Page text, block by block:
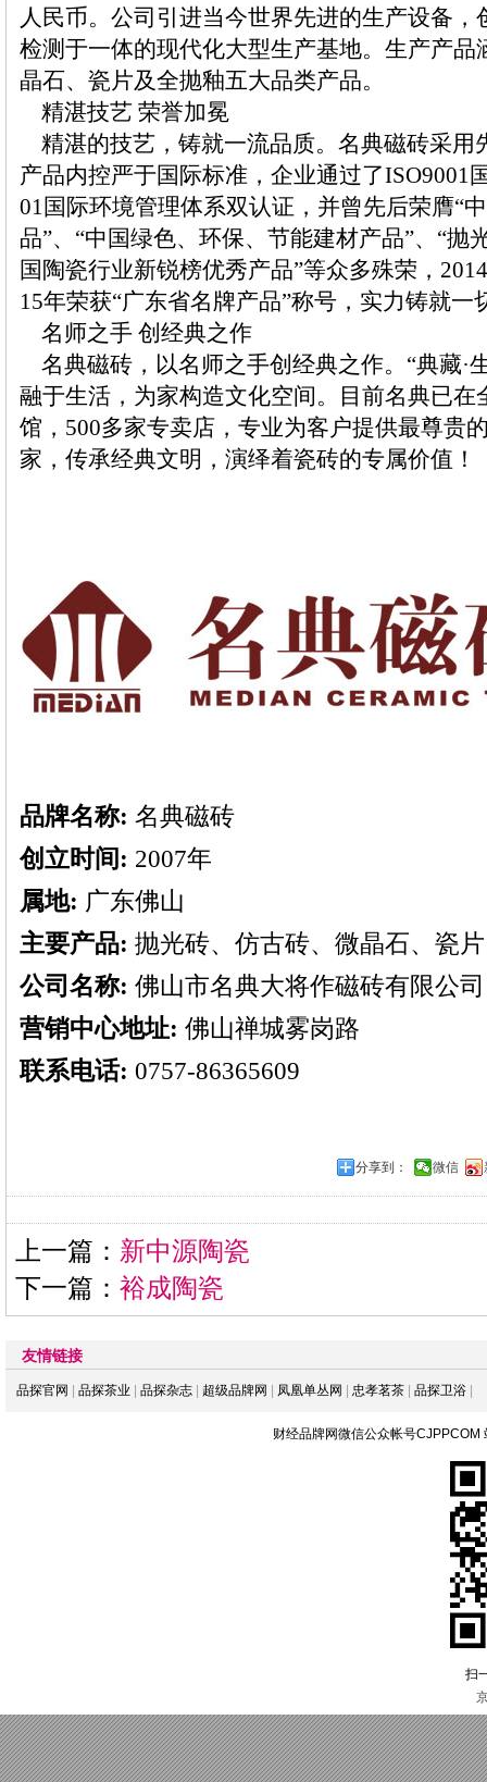
人民币。公司引进当今世界先进的生产设备
检测于一体的现代化大型生产基地。生产产
晶石、瓷片及全抛釉五大品类产品。
精湛技艺 荣誉加冕
精湛的技艺，铸就一流品质。名典磁砖采用
产品内控严于国际标准，企业通过了ISO9001
01国际环境管理体系双认证，并曾先后荣膺“
品”、“中国绿色、环保、节能建材产品”、“抛
国陶瓷行业新锐榜优秀产品”等众多殊荣，
15年荣获“广东省名牌产品”称号，实力铸就一
名师之手 创经典之作
名典磁砖，以名师之手创经典之作。“典藏·
融于生活，为家构造文化空间。目前名典已在
馆，500多家专卖店，专业为客户提供最尊贵
家，传承经典文明，演绎着瓷砖的专属价值！
品牌名称: 名典磁砖
创立时间: 2007年
属地: 广东佛山
主要产品: 抛光砖、仿古砖、微晶石、瓷
公司名称: 佛山市名典大将作磁砖有限公司
营销中心地址: 佛山禅城雾岗路
联系电话: 0757-86365609
分享到： 微信
上一篇： 新中源陶瓷
下一篇： 裕成陶瓷
友情链接
品探官网 品探茶业 品探杂志 超级品牌网 凤凰单丛网 忠孝茗茶 品探卫浴
财经品牌网微信公众帐号CJPPCOM
扫